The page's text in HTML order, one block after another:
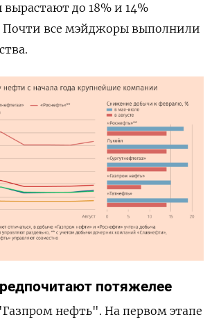
до 18% и 14%
Почти все мэйджоры выполнили
потяжелее
нефть". На первом этапе